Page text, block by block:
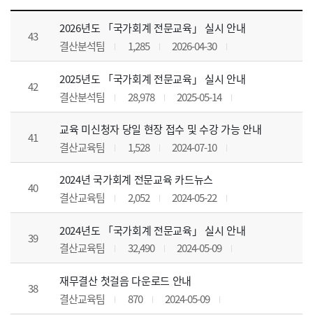
공지사항 목록 으로 번호, 제목, 작성자, 조회수, 등록 일, 첨부파일로 나열 되고 있습니다.
43
2026년도 「국가회계 전문교육」 실시 안내
결산분석팀
1,285 2026-04-30
42
2025년도 「국가회계 전문교육」 실시 안내
결산분석팀
28,978 2025-05-14
41
교육 미신청자 당일 현장 접수 및 수강 가능 안내
결산교육팀
1,528 2024-07-10
40
2024년 국가회계 전문교육 카드뉴스
결산교육팀
2,052 2024-05-22
39
2024년도 「국가회계 전문교육」 실시 안내
결산교육팀
32,490 2024-05-09
38
재무결산 첫걸음 다운로드 안내
결산교육팀
870 2024-05-09